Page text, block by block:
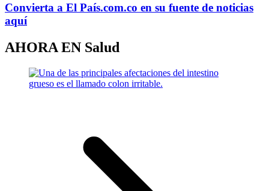
Convierta a El País.com.co en su fuente de noticias
aquí
AHORA EN Salud